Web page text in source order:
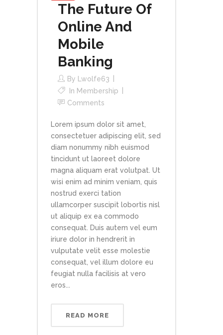
The Future Of
Online And
Mobile
Banking
By
Lwolfe63
In Membership
Comments
Lorem ipsum dolor sit amet,
consectetuer adipiscing elit, sed
diam nonummy nibh euismod
tincidunt ut laoreet dolore
magna aliquam erat volutpat. Ut
wisi enim ad minim veniam, quis
nostrud exerci tation
ullamcorper suscipit lobortis nisl
ut aliquip ex ea commodo
consequat. Duis autem vel eum
iriure dolor in hendrerit in
vulputate velit esse molestie
consequat, vel illum dolore eu
feugiat nulla facilisis at vero
eros...
READ MORE